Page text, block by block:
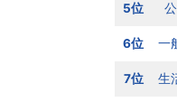
5位
6位 一
7位 生